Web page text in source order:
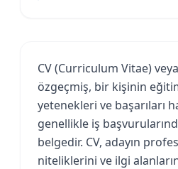
CV (Curriculum Vitae)
özgeçmiş, bir kişinin
yetenekleri ve başarıları
genellikle iş
belgedir. CV, adayın
niteliklerini ve ilgi